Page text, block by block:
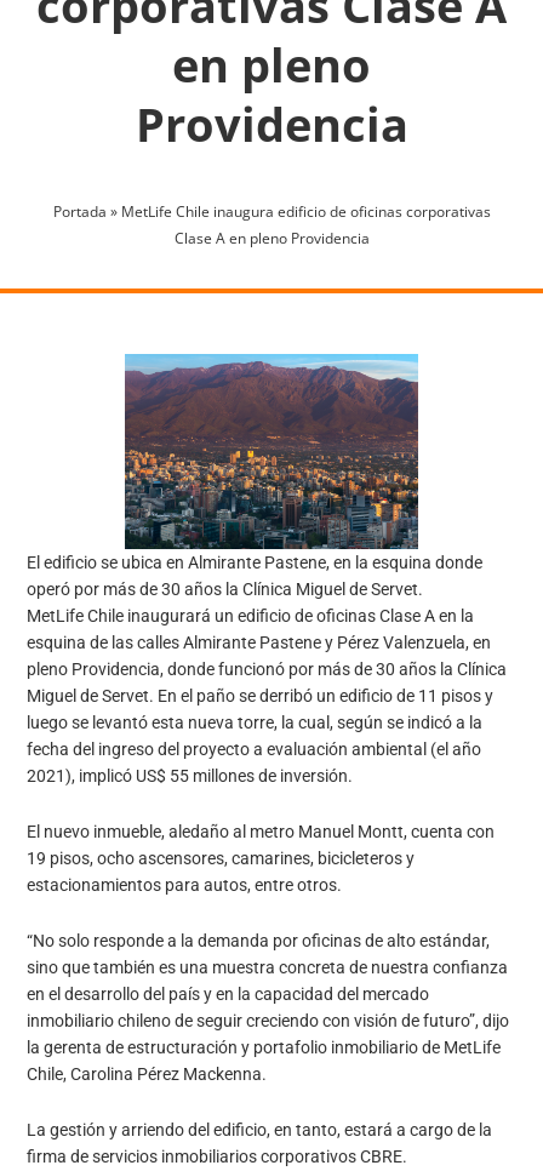
en pleno
Providencia
Portada » MetLife Chile inaugura edificio de oficinas corporativas
Clase A en pleno Providencia
El edificio se ubica en Almirante Pastene, en la esquina donde
operó por más de 30 años la Clínica Miguel de Servet.
MetLife Chile inaugurará un edificio de oficinas Clase A en la
esquina de las calles Almirante Pastene y Pérez Valenzuela, en
pleno Providencia, donde funcionó por más de 30 años la Clínica
Miguel de Servet. En el paño se derribó un edificio de 11 pisos y
luego se levantó esta nueva torre, la cual, según se indicó a la
fecha del ingreso del proyecto a evaluación ambiental (el año
2021), implicó US$ 55 millones de inversión.
El nuevo inmueble, aledaño al metro Manuel Montt, cuenta con
19 pisos, ocho ascensores, camarines, bicicleteros y
estacionamientos para autos, entre otros.
“No solo responde a la demanda por oficinas de alto estándar,
sino que también es una muestra concreta de nuestra confianza
en el desarrollo del país y en la capacidad del mercado
inmobiliario chileno de seguir creciendo con visión de futuro”, dijo
la gerenta de estructuración y portafolio inmobiliario de MetLife
Chile, Carolina Pérez Mackenna.
La gestión y arriendo del edificio, en tanto, estará a cargo de la
firma de servicios inmobiliarios corporativos CBRE.